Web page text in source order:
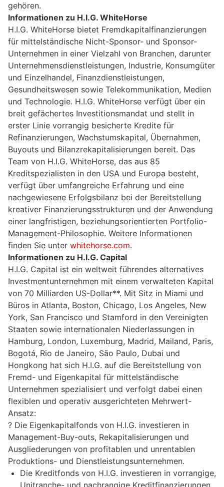
gehören.
Informationen zu H.I.G. WhiteHorse
H.I.G. WhiteHorse bietet Fremdkapitalfinanzierungen
für mittelständische Nicht-Sponsor- und Sponsor-
Unternehmen in einer Vielzahl von Branchen, darunter
Unternehmensdienstleistungen, Industrie, Konsumgüter
und Einzelhandel, Finanzdienstleistungen,
Gesundheitswesen sowie Telekommunikation, Medien
und Technologie. H.I.G. WhiteHorse verfügt über ein
breit gefächertes Investitionsmandat und stellt in
erster Linie vorrangig besicherte Kredite für
Refinanzierungen, Wachstumskapital, Übernahmen,
Buyouts und Bilanzrekapitalisierungen bereit. Das
Team von H.I.G. WhiteHorse, das aus 85
Kreditspezialisten in den USA und Europa besteht,
verfügt über umfangreiche Erfahrung und eine
nachgewiesene Erfolgsbilanz bei der Bereitstellung
kreativer Finanzierungsstrukturen und der Anwendung
einer langfristigen, beziehungsorientierten Portfolio-
Management-Philosophie. Weitere Informationen
finden Sie unter whitehorse.com.
Informationen zu H.I.G. Capital
H.I.G. Capital ist ein weltweit führendes alternatives
Investmentunternehmen mit einem verwalteten Kapital
von 70 Milliarden US-Dollar**. Mit Sitz in Miami und
Büros in Atlanta, Boston, Chicago, Los Angeles, New
York, San Francisco und Stamford in den Vereinigten
Staaten sowie internationalen Niederlassungen in
Hamburg, London, Luxemburg, Madrid, Mailand, Paris,
Bogotá, Rio de Janeiro, São Paulo, Dubai und
Hongkong hat sich H.I.G. auf die Bereitstellung von
Fremd- und Eigenkapital für mittelständische
Unternehmen spezialisiert und verfolgt dabei einen
flexiblen und operativ ausgerichteten Mehrwert-
Ansatz:
? Die Eigenkapitalfonds von H.I.G. investieren in
Management-Buy-outs, Rekapitalisierungen und
Ausgliederungen von profitablen und unrentablen
Produktions- und Dienstleistungsunternehmen.
Die Kreditfonds von H.I.G. investieren in vorrangige,